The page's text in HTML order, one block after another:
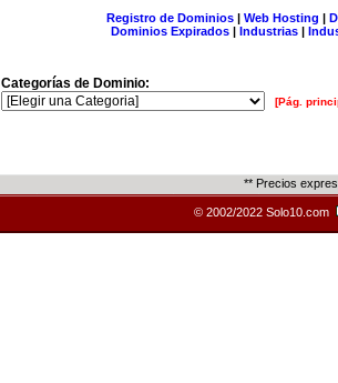
Registro de Dominios| Web Hosting |
Dominios Expirados | Industrias |
Categorías de Dominio:
[Pág.
** Precios
© 2002/2022 Solo10.com